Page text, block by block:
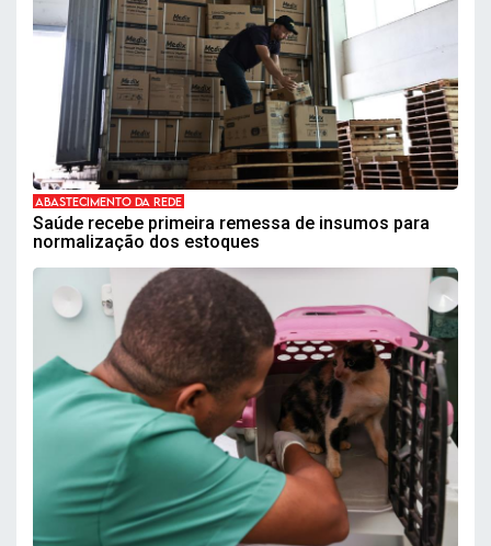
ABASTECIMENTO DA REDE
Saúde recebe primeira remessa de insumos para
normalização dos estoques